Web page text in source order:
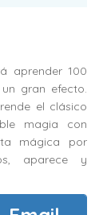
aprender 100
gran efecto.
el clásico
magia con
mágica por
aparece y